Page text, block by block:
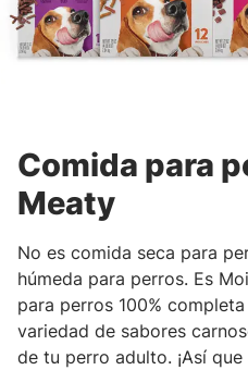
Comida para
Meaty
No es comida seca para
húmeda para perros. Es
para perros 100%
variedad de sabores
de tu perro adulto. ¡Así